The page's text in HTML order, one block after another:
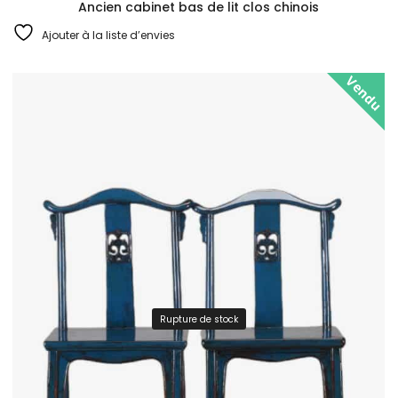
Ancien cabinet bas de lit clos chinois
Ajouter à la liste d’envies
Vendu
Rupture de stock